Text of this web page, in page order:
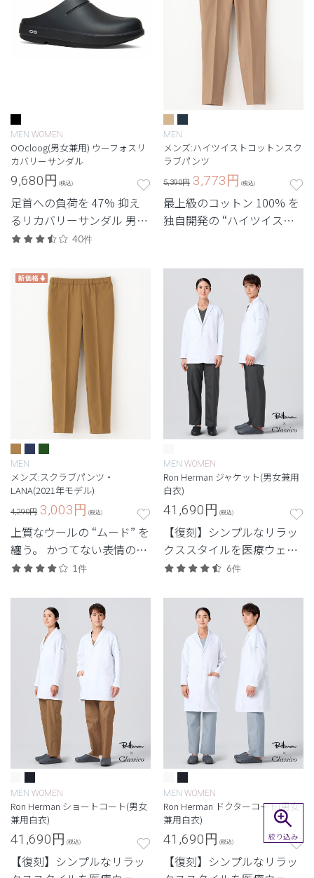
MEN WOMEN
OOcloog(男女兼用) ウーフォスリ
カバリーサンダル
9,680円 (税込)
足首への負荷を 47% 抑え
るリカバリーサンダル 男女
兼用クロッグサンダルモデ
40件
MEN
メンズ:ハイツイストコットンスク
ラブパンツ
5,390円 3,773円 (税込)
最上級のコットン 100% を
独自開発の “ハイツイスト
が実現したメンズパンツ。
MEN
メンズ:スクラブパンツ・
LANA(2021年モデル)
4,290円 3,003円 (税込)
上質なウールの “ムード” を
纏う。 かつてない表情のメ
ンズパンツ。1件
MEN WOMEN
Ron Herman ジャケット(男女兼用
白衣)
41,690円 (税込)
【復刻】シンプルなリラッ
クススタイルを医療ウェア
に落とし込んだロンハーマ
ュアルさと品格を両立させ
たジャケット白衣。
6件
MEN WOMEN
Ron Herman ショートコート(男女
兼用白衣)
41,690円 (税込)
【復刻】シンプルなリラッ
MEN WOMEN
Ron Herman ドクターコート(男女
兼用白衣)
41,690円 (税込)
【復刻】シンプルなリラッ
絞り込み